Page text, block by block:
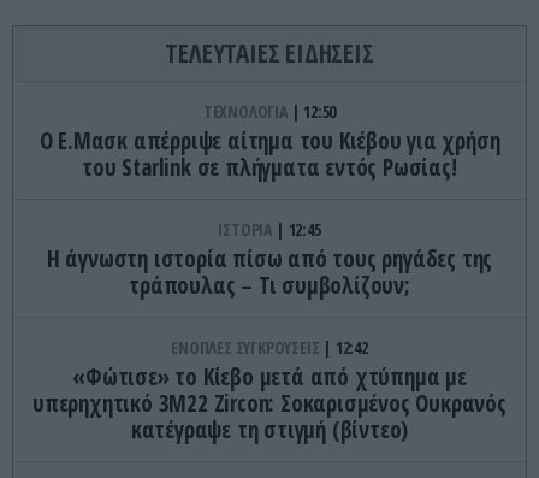
ΤΕΛΕΥΤΑΙΕΣ ΕΙΔΗΣΕΙΣ
ΤΕΧΝΟΛΟΓΙΑ 12:50
O E.Mασκ απέρριψε αίτημα του Κιέβου για χρήση
του Starlink σε πλήγματα εντός Ρωσίας!
ΙΣΤΟΡΙΑ 12:45
H άγνωστη ιστορία πίσω από τους ρηγάδες της
τράπουλας – Τι συμβολίζουν;
ΕΝΟΠΛΕΣ ΣΥΓΚΡΟΥΣΕΙΣ 12:42
«Φώτισε» το Κίεβο μετά από χτύπημα με
υπερηχητικό 3M22 Zircon: Σοκαρισμένος Ουκρανός
κατέγραψε τη στιγμή (βίντεο)